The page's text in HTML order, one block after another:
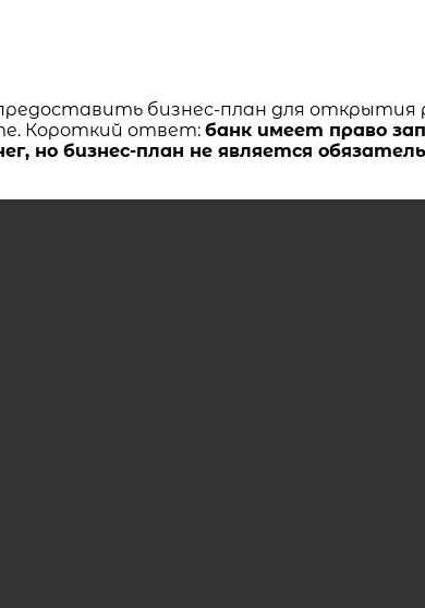
бизнес-план для
Короткий ответ: банк имеет право
но бизнес-план не является